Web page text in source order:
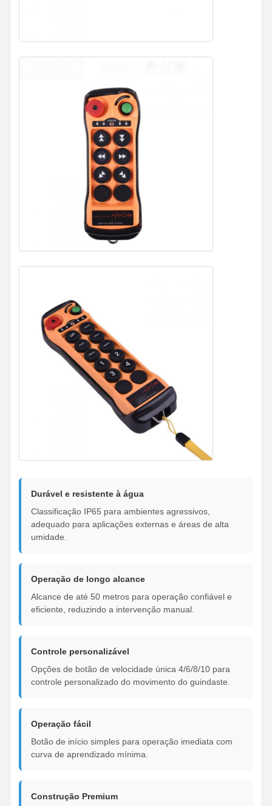
Produtos
Fábrica
Qualidade
Converse
Agora
Carro de Extremidade
Bloco de poleia de guindaste
Guindaste
Motor de engrenagem e freio
Equipamento de transporte
Dispositivos de elevação
Durável e resistente à água
Classificação IP65 para ambientes agressivos,
adequado para aplicações externas e áreas de alta
umidade.
Operação de longo alcance
Alcance de até 50 metros para operação confiável e
eficiente, reduzindo a intervenção manual.
Controle personalizável
Opções de botão de velocidade única 4/6/8/10 para
controle personalizado do movimento do guindaste.
Operação fácil
Botão de início simples para operação imediata com
curva de aprendizado mínima.
Construção Premium